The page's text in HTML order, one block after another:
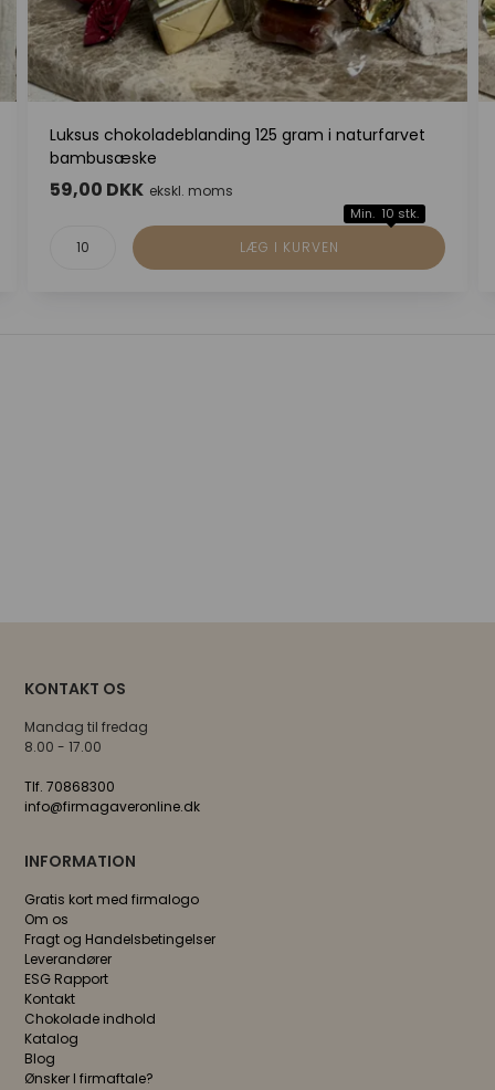
Luksus chokoladeblanding 125 gram i naturfarvet
bambusæske
59,00 DKK ekskl. moms
Min. 10 stk.
KONTAKT OS
Mandag til fredag
8.00 - 17.00
Tlf. 70868300
info@firmagaveronline.dk
INFORMATION
Gratis kort med firmalogo
Om os
Fragt og Handelsbetingelser
Leverandører
ESG Rapport
Kontakt
Chokolade indhold
Katalog
Blog
Ønsker I firmaftale?